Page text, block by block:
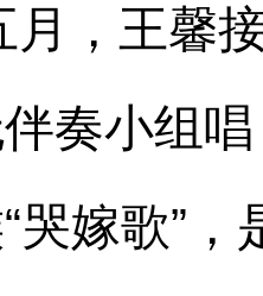
月，王馨
奏小组唱
哭嫁歌”